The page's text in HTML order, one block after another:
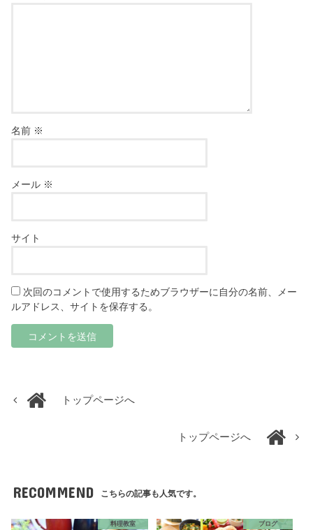
名前 ※
メール ※
サイト
次回のコメントで使用するためブラウザーに自分の名前、メー
ルアドレス、サイトを保存する。
トップページへ
トップページへ
RECOMMEND こちらの記事も人気です。
料理教室 ブログ